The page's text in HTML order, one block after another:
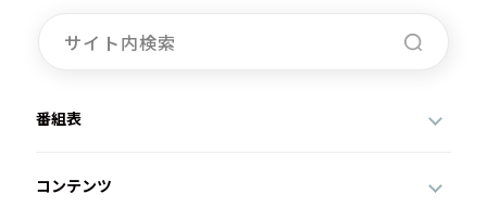
番組表
コンテンツ